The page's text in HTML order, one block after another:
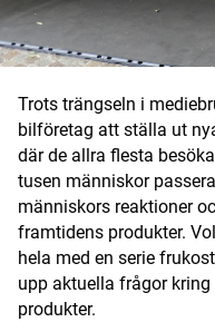
Trots trängseln i
bilföretag att ställa ut
där de allra flesta
tusen människor
människors reaktioner
framtidens produkter.
hela med en serie
upp aktuella frågor
produkter.